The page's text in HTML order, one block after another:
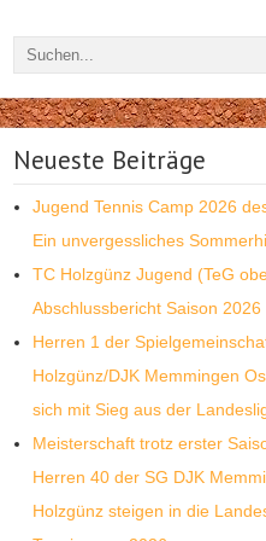
Neueste Beiträge
Jugend Tennis Camp 2026
Ein unvergessliches
TC Holzgünz Jugend (TeG
Abschlussbericht Saison 2026
Herren 1 der
Holzgünz/DJK Memmingen
sich mit Sieg aus der
Meisterschaft trotz erster
Herren 40 der SG DJK
Holzgünz steigen in die